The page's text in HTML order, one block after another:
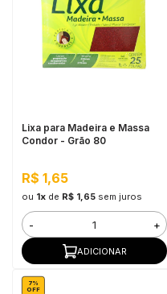
Lixa para Madeira e Massa
Condor - Grão 80
R$ 1,65
ou 1xde R$ 1,65 sem juros
- +
ADICIONAR
7%
OFF